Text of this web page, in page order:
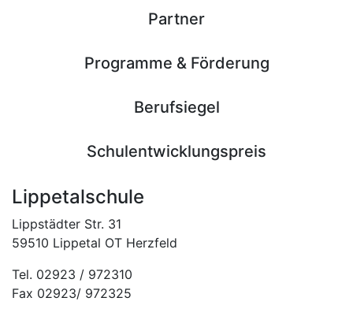
Partner
Programme & Förderung
Berufsiegel
Schulentwicklungspreis
Lippetalschule
Lippstädter Str. 31
59510 Lippetal OT Herzfeld
Tel. 02923 / 972310
Fax 02923/ 972325